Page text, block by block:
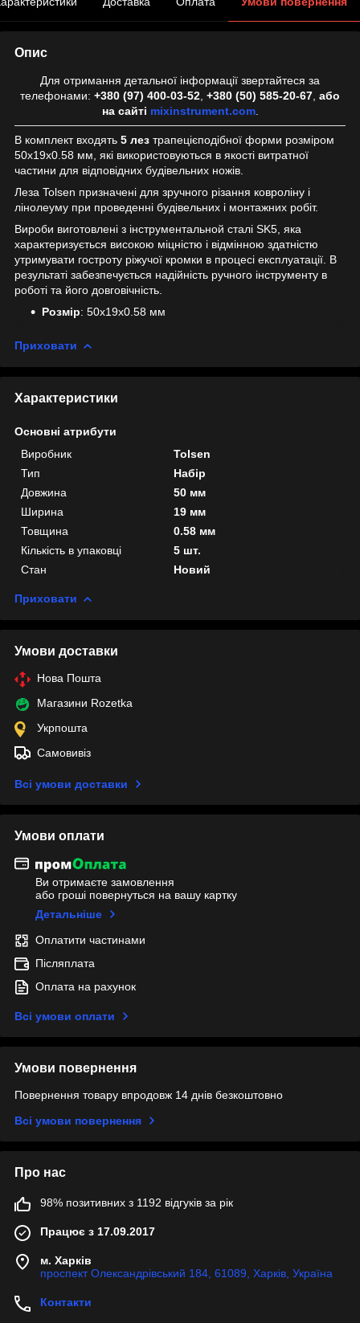
Опис
Для отримання детальної інформації звертайтеся за
телефонами: +380 (97) 400-03-52 +380 (50) 585-20-67 або
на сайті mixinstrument.com.
В комплект входять 5 лез трапецієподібної форми розміром
50х19х0.58 мм, які використовуються в якості витратної
частини для відповідних будівельних ножів.
Леза Tolsen призначені для зручного різання ковроліну і
лінолеуму при проведенні будівельних і монтажних робіт.
Вироби виготовлені з інструментальной сталі SK5, яка
характеризується високою міцністю і відмінною здатністю
утримувати гостроту ріжучої кромки в процесі експлуатації. В
результаті забезпечується надійність ручного інструменту в
роботі та його довговічність.
Розмір: 50х19х0.58 мм
Приховати
Характеристики
Основні атрибути
Виробник
Tolsen
Тип
Набір
Довжина
50 мм
Ширина
19 мм
Товщина
0.58 мм
Кількість в упаковці
5 шт.
Стан
Новий
Приховати
Умови доставки
Нова Пошта
Магазини Rozetka
Укрпошта
Самовивіз
Всі умови доставки
Умови оплати
Ви отримаєте замовлення
або гроші повернуться на вашу картку
Детальніше
Оплатити частинами
Післяплата
Оплата на рахунок
Всі умови оплати
Умови повернення
Повернення товару впродовж 14 днів безкоштовно
Всі умови повернення
Про нас
98% позитивних з 1192 відгуків за рік
Працює з 17.09.2017
м. Харків
проспект Олександрівський 184, 61089, Харків, Україна
Контакти